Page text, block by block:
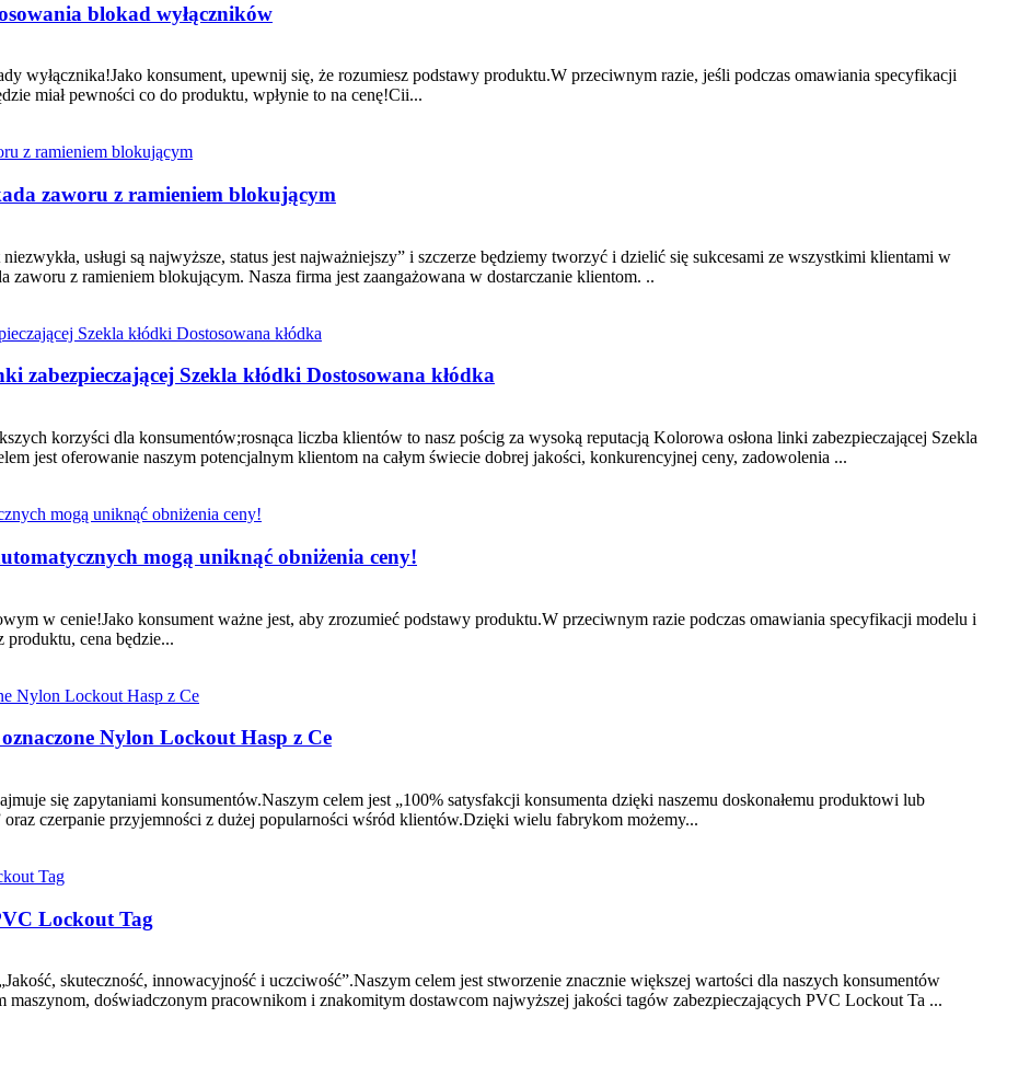
blokad wyłączników
wyłącznika!Jako konsument, upewnij się, że rozumiesz podstawy produktu.W przeciwnym razie, jeśli podczas omawiania specyfikacji
miał pewności co do produktu, wpłynie to na cenę!Cii...
zaworu z ramieniem blokującym
usługi są najwyższe, status jest najważniejszy” i szczerze będziemy tworzyć i dzielić się sukcesami ze wszystkimi klientami w
zaworu z ramieniem blokującym. Nasza firma jest zaangażowana w dostarczanie klientom. ..
zabezpieczającej Szekla kłódki Dostosowana kłódka
korzyści dla konsumentów;rosnąca liczba klientów to nasz pościg za wysoką reputacją Kolorowa osłona linki zabezpieczającej Szekla
jest oferowanie naszym potencjalnym klientom na całym świecie dobrej jakości, konkurencyjnej ceny, zadowolenia ...
mogą uniknąć obniżenia ceny!
w cenie!Jako konsument ważne jest, aby zrozumieć podstawy produktu.W przeciwnym razie podczas omawiania specyfikacji modelu i
produktu, cena będzie...
Nylon Lockout Hasp z Ce
się zapytaniami konsumentów.Naszym celem jest „100% satysfakcji konsumenta dzięki naszemu doskonałemu produktowi lub
oraz czerpanie przyjemności z dużej popularności wśród klientów.Dzięki wielu fabrykom możemy...
Lockout Tag
skuteczność, innowacyjność i uczciwość”.Naszym celem jest stworzenie znacznie większej wartości dla naszych konsumentów
doświadczonym pracownikom i znakomitym dostawcom najwyższej jakości tagów zabezpieczających PVC Lockout Ta ...